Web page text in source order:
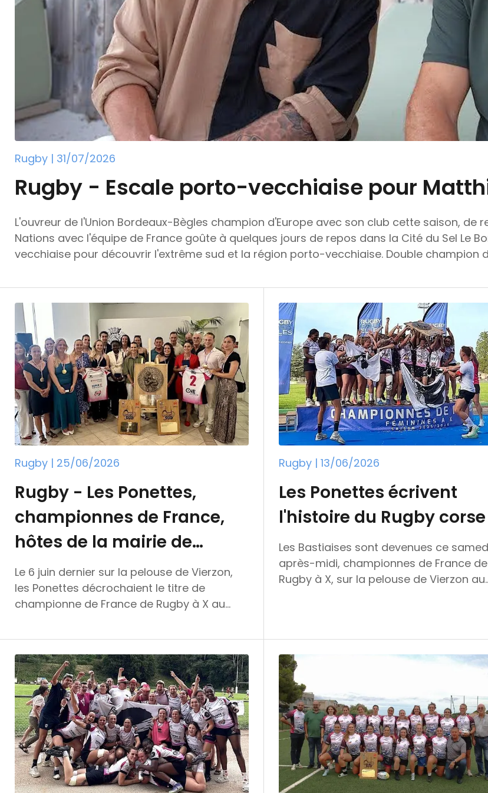
Rugby | 31/07/2026
Rugby - Escale porto-vecchiaise pour
L'ouvreur de l'Union Bordeaux-Bègles champion d'Europe avec son club cette saison,
Nations avec l'équipe de France goûte à quelques jours de repos dans la Cité du Sel Le
vecchiaise pour découvrir l'extrême sud et la région porto-vecchiaise. Double champion
palmarès déjà éloquent d'autant que l'Union Bordeaux-Bègles est un tout jeune club né
et du CA Béglais. En à peine deux décennies le club dirigé par le président Laurent
Top 14 et intègre le cercle très fermé des clubs français ayant remporté la Coupe
Rugby | 25/06/2026
Rugby - Les Ponettes,
championnes de France,
hôtes de la mairie de
Bastia
Le 6 juin dernier sur la pelouse de Vierzon,
les Ponettes décrochaient le titre de
championne de France de Rugby à X au
Bouclier national unique dans l'histoire du
Rugby Corse qui n'a jamais été couronné à
un tel niveau de la compétition. Cette
reconnaissance de l'ovalie insulaire au plan
hexagonal a été mise en lumière ce
mercredi dans les locaux de la mairie de
Bastia où les Ponettes ont été les hôtes de
la Ville et de son maire Gilles Simeoni. Le
premier magistrat bastiais, en présence de
Carolina Colombani en charge des sports à
Rugby | 13/06/2026
Les Ponettes écrivent
l'histoire du Rugby corse
Les Bastiaises sont devenues ce
après-midi, championnes de France de
Rugby à X, sur la pelouse de Vierzon au
ensemble. "Ne pas repartir de Vierzon
le titre". Les mots de l'expérimentée
Manca, qui aura donc attendu 17 ans
soulever le Bouclier, n'étaient pas une
incantation mais une prophétie. Les
Ponettes avaient acquis leur billet pour
finale grâce à une belle démonstration
des demi-finales dans le Rhône une
semaine auparavant. Il ne restait plus
jouer la finale ce samedi à Vierzon face